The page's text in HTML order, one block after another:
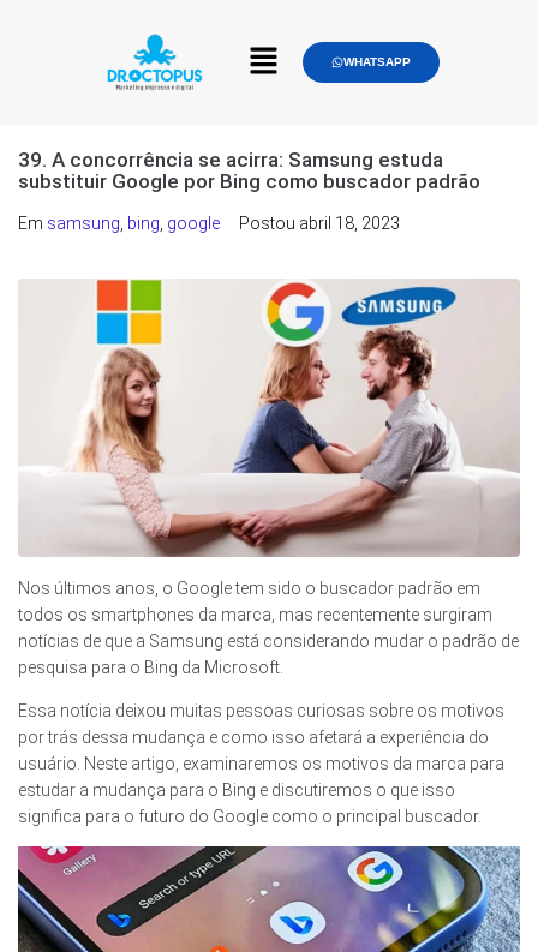
WHATSAPP
39. A concorrência se acirra: Samsung estuda
substituir Google por Bing como buscador padrão
Em samsung bing google Postou abril 18, 2023
Nos últimos anos, o Google tem sido o buscador padrão em
todos os smartphones da marca, mas recentemente surgiram
notícias de que a Samsung está considerando mudar o padrão de
pesquisa para o Bing da Microsoft.
Essa notícia deixou muitas pessoas curiosas sobre os motivos
por trás dessa mudança e como isso afetará a experiência do
usuário. Neste artigo, examinaremos os motivos da marca para
estudar a mudança para o Bing e discutiremos o que isso
significa para o futuro do Google como o principal buscador.